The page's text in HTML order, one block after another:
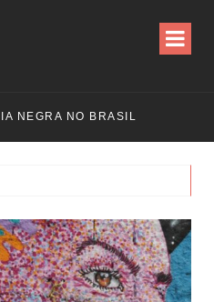
NEGRA NO BRASIL